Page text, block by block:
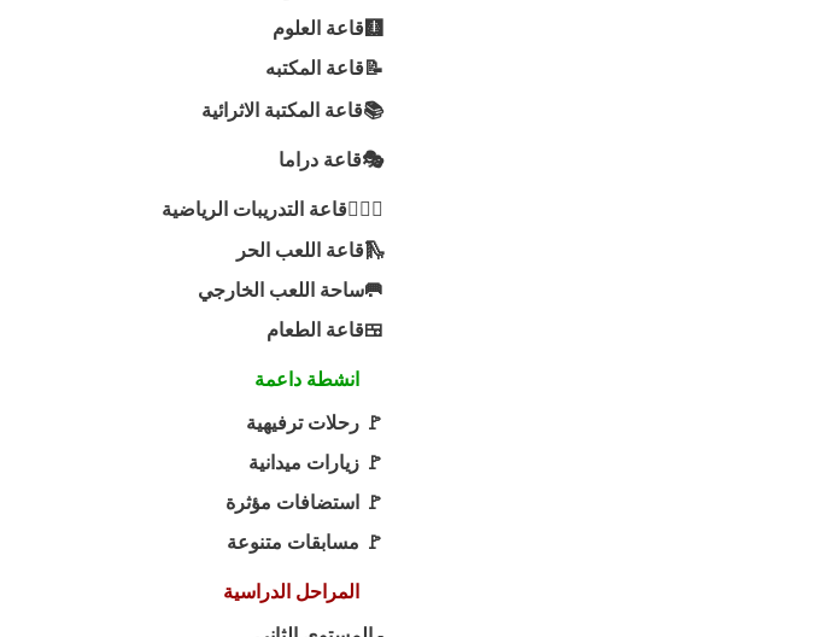
🩻قاعة العلوم
📝قاعة المكتبه
📚قاعة المكتبة الاثرائية
🎭قاعة دراما
⛹🏻‍♀️قاعة التدريبات الرياضية
🛝قاعة اللعب الحر
🥅ساحة اللعب الخارجي
🍱قاعة الطعام
انشطة داعمة
🚩 رحلات ترفيهية
🚩 زيارات ميدانية
🚩 استضافات مؤثرة
🚩 مسابقات متنوعة
المراحل الدراسية